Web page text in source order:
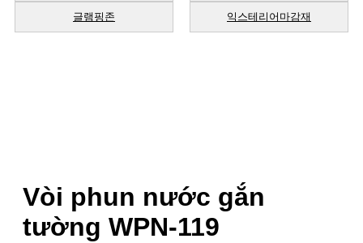
글램핑존 익스테리어마감재
Vòi phun nước gắn
tường WPN-119